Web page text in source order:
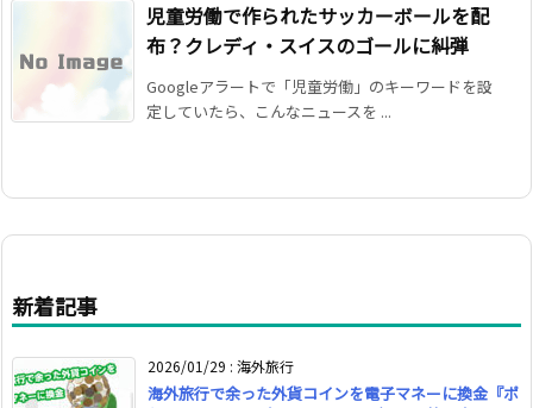
児童労働で作られたサッカーボールを配
布？クレディ・スイスのゴールに糾弾
Googleアラートで「児童労働」のキーワードを設
定していたら、こんなニュースを ...
新着記事
2026/01/29 : 海外旅行
海外旅行で余った外貨コインを電子マネーに換金『ポ